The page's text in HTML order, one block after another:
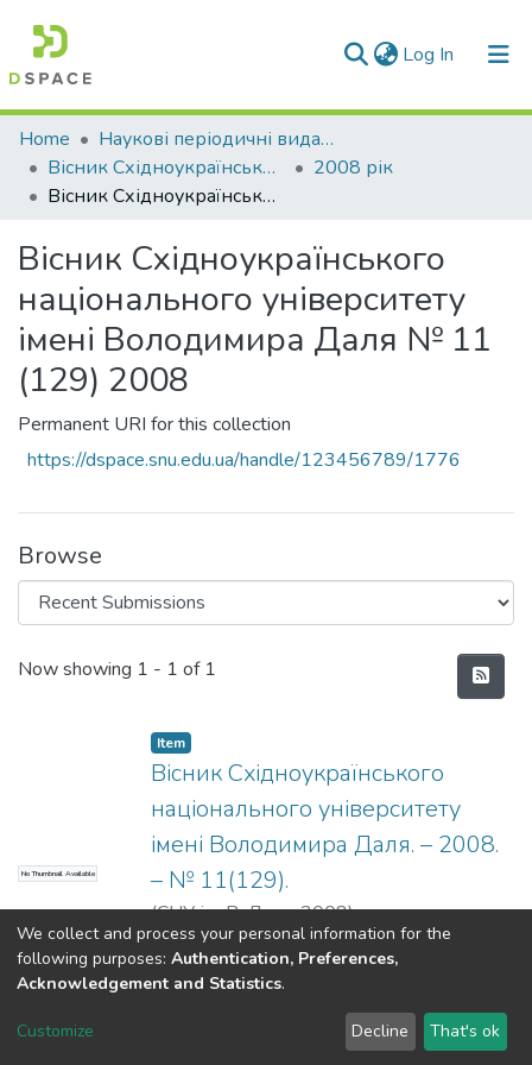
Log In (current)
Communities & Collections
All of DSpace
Home
Наукові періодичні видання СНУ ім. В. Даля
Вісник Східноукраїнського національного університету імені В. Даля
2008 рік
Вісник Східноукраїнського національного університету імені Володимира Даля № 11 (129) 2008
Вісник Східноукраїнського
національного університету
імені Володимира Даля № 11
(129) 2008
Permanent URI for this collection
https://dspace.snu.edu.ua/handle/123456789/1776
Browse
Recent Submissions
Now showing 1 - 1 of 1
No Thumbnail Available
Item
Вісник Східноукраїнського
національного університету
імені Володимира Даля. – 2008.
– № 11(129).
(СНУ ім. В. Даля,2008)
Dspace & Volodymyr Dahl East Ukrainian National University
LYRASIS
Send Feedback
We collect and process your personal information for the
following purposes: Authentication, Preferences,
Acknowledgement and Statistics.
Customize Decline That's ok